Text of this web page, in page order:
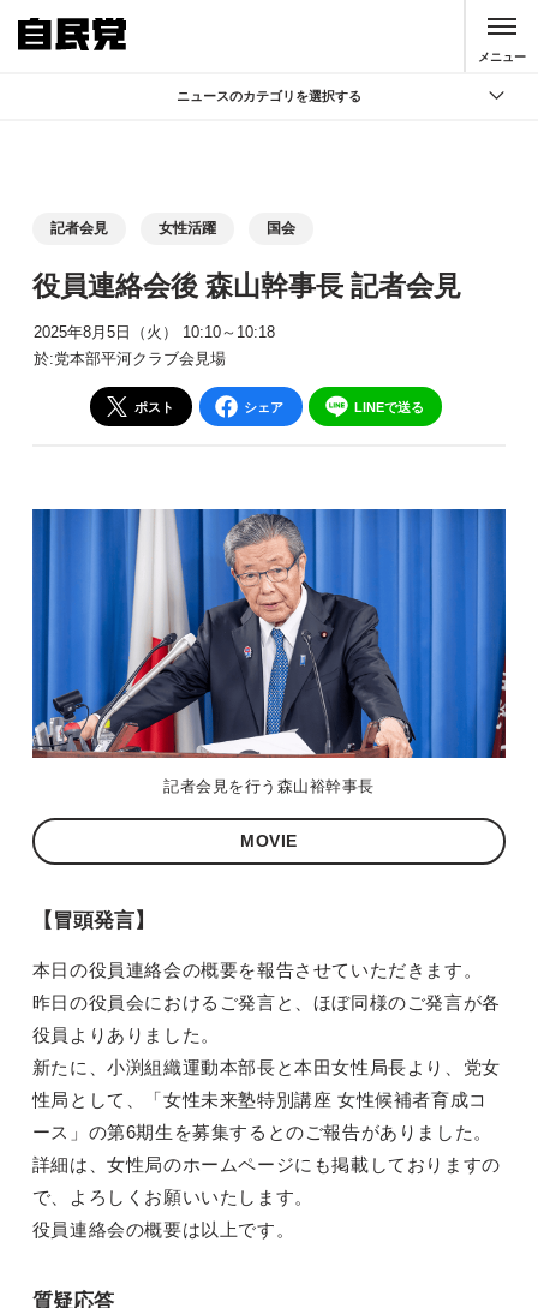
メニュー
ニュースのカテゴリを選択する
記者会見
記者会見 女性活躍 国会
役員連絡会後 森山幹事長 記者会見
2025年8月5日（火） 10:10～10:18
於:党本部平河クラブ会見場
ポスト シェア LINEで送る
記者会見を行う森山裕幹事長
MOVIE
【冒頭発言】
本日の役員連絡会の概要を報告させていただきます。
昨日の役員会におけるご発言と、ほぼ同様のご発言が各
役員よりありました。
新たに、小渕組織運動本部長と本田女性局長より、党女
性局として、「女性未来塾特別講座 女性候補者育成コ
ース」の第6期生を募集するとのご報告がありました。
詳細は、女性局のホームページにも掲載しておりますの
で、よろしくお願いいたします。
役員連絡会の概要は以上です。
質疑応答